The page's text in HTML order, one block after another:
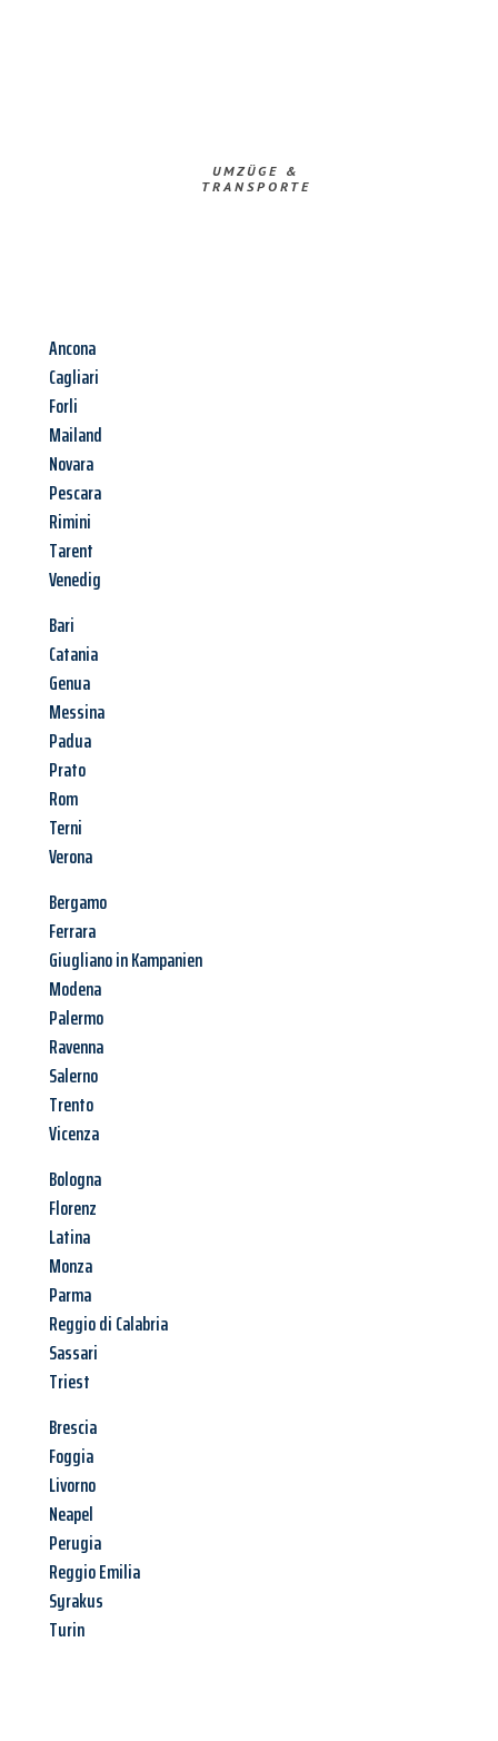
UMZÜGE &
TRANSPORTE
Ancona
Cagliari
Forli
Mailand
Novara
Pescara
Rimini
Tarent
Venedig
Bari
Catania
Genua
Messina
Padua
Prato
Rom
Terni
Verona
Bergamo
Ferrara
Giugliano in Kampanien
Modena
Palermo
Ravenna
Salerno
Trento
Vicenza
Bologna
Florenz
Latina
Monza
Parma
Reggio di Calabria
Sassari
Triest
Brescia
Foggia
Livorno
Neapel
Perugia
Reggio Emilia
Syrakus
Turin